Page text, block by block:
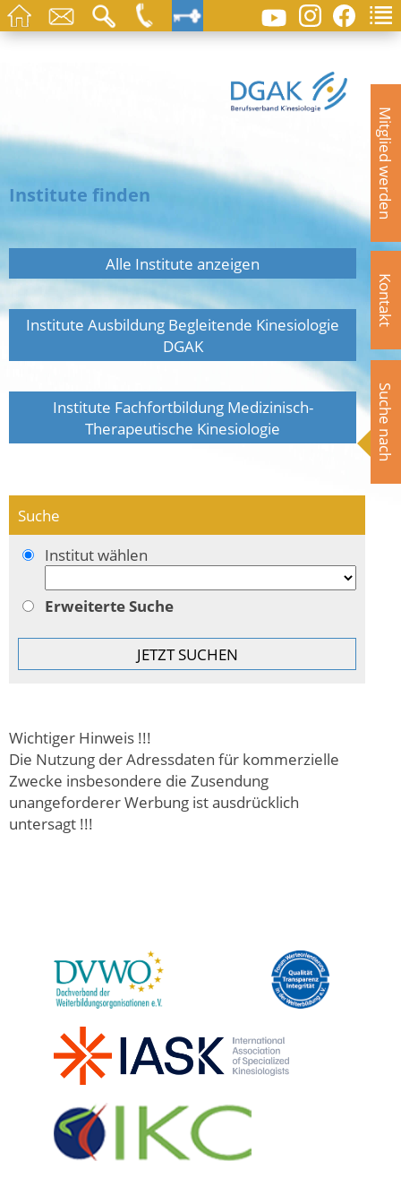
Mitglied werden
Kontakt
Suche nach
Institute finden
Alle Institute anzeigen
Institute Ausbildung Begleitende Kinesiologie
DGAK
Institute Fachfortbildung Medizinisch-
Therapeutische Kinesiologie
Suche
Institut wählen
Erweiterte Suche
Wichtiger Hinweis !!!
Die Nutzung der Adressdaten für kommerzielle
Zwecke insbesondere die Zusendung
unangeforderer Werbung ist ausdrücklich
untersagt !!!